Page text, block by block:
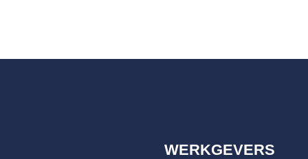
WERKGEVERS